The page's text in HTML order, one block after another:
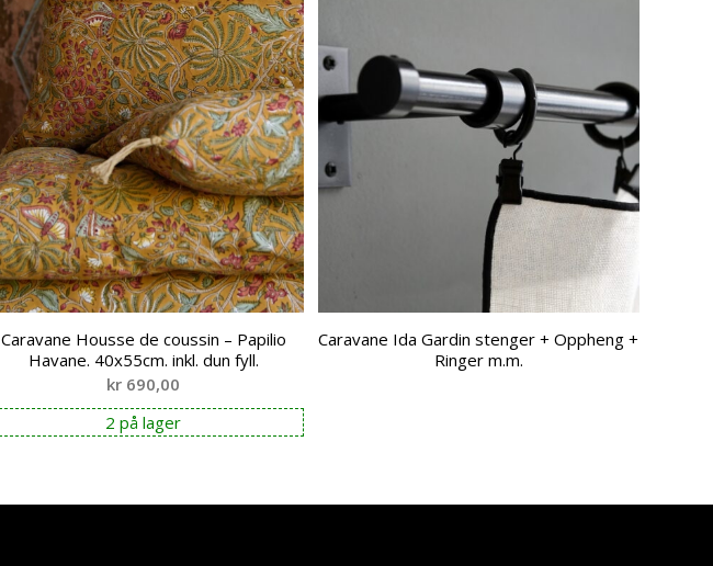
Caravane Housse de coussin – Papilio
Havane. 40x55cm. inkl. dun fyll.
kr 690,00
2 på lager
Caravane Ida Gardin stenger + Oppheng +
Ringer m.m.